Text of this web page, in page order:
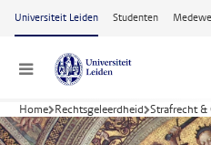
Ga naar hoofdinhoud
Universiteit Leiden Studenten
Menu
Home Rechtsgeleerdheid Strafrecht &